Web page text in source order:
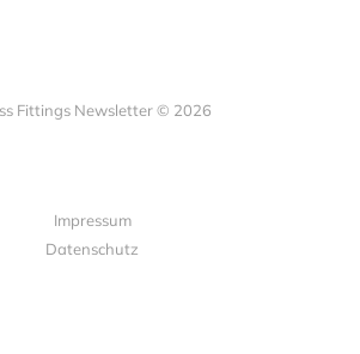
Fittings Newsletter © 2026
Impressum
Datenschutz